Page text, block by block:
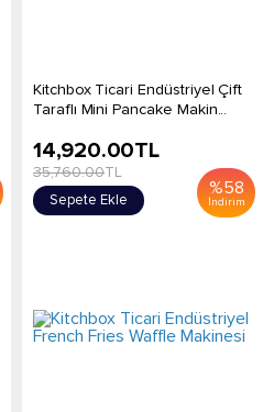
Kitchbox Ticari Endüstriyel Çift
Taraflı Mini Pancake Makin...
%58
İndirim
14,920.00TL
35,760.00TL
Sepete Ekle